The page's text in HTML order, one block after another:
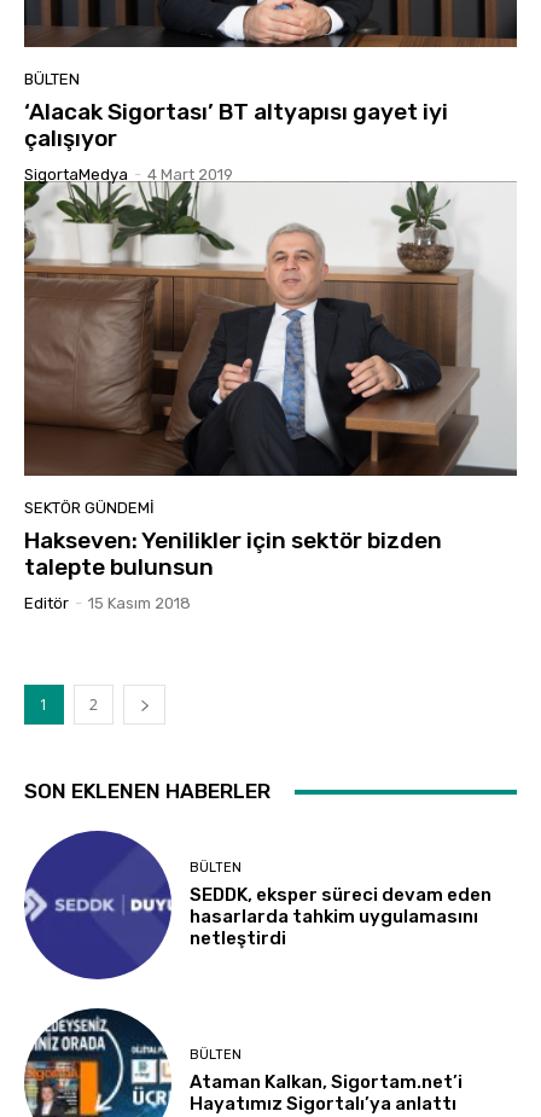
BÜLTEN
‘Alacak Sigortası’ BT altyapısı gayet iyi
çalışıyor
SigortaMedya - 4 Mart 2019
SEKTÖR GÜNDEMİ
Hakseven: Yenilikler için sektör bizden
talepte bulunsun
Editör - 15 Kasım 2018
1 2
SON EKLENEN HABERLER
BÜLTEN
SEDDK, eksper süreci devam eden
hasarlarda tahkim uygulamasını
netleştirdi
BÜLTEN
Ataman Kalkan, Sigortam.net’i
Hayatımız Sigortalı’ya anlattı